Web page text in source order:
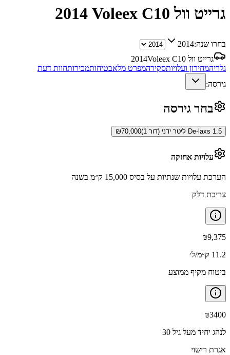
גרייט וול Voleex C10 2014
בחרו שנה:2014
גרייט וול Voleex C10
2014
גלריהמחירון ועלויותסקירהמפרט מלאבטיחותמכירותחוות דעת
גירסה:
בחר גירסה
De-laxs 1.5 ליטר ידני (דור 1) ₪70,000
עלויות אחזקה
הערכת עלויות שנתיות על בסיס 15,000 ק״מ בשנה
צריכת דלק
₪9,375
11.2 ק״מ/ל׳
ביטוח מקיף ממוצע
₪3400
לנהג יחיד מעל גיל 30
אגרת רישוי